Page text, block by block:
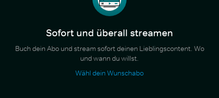
Sofort und überall streamen
Buch dein Abo und stream sofort deinen Lieblingscontent. Wo
und wann du willst.
Wähl dein Wunschabo